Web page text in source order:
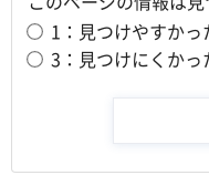
1：見つけやすかっ
3：見つけにくかっ